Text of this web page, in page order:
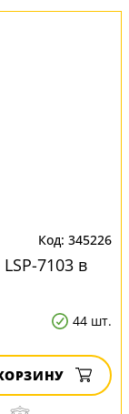
345226
7103 в
44 шт.